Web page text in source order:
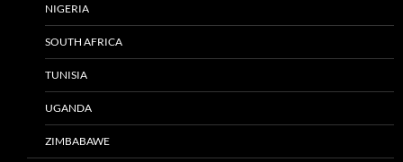
NIGERIA
SOUTH AFRICA
TUNISIA
UGANDA
ZIMBABAWE